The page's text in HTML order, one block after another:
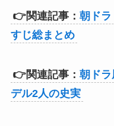
👉関連記事： 朝ドラ
すじ総まとめ
👉関連記事： 朝ド
デル2人の史実